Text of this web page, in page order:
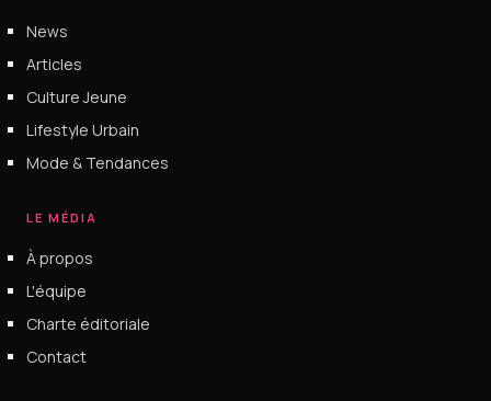
News
Articles
Culture Jeune
Lifestyle Urbain
Mode & Tendances
LE MÉDIA
À propos
L'équipe
Charte éditoriale
Contact